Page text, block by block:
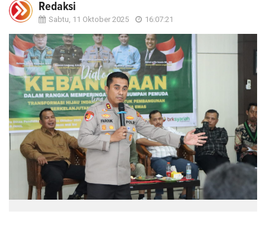
Redaksi
Sabtu, 11 Oktober 2025 16:07:21